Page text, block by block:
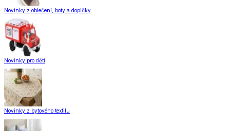
Novinky z oblečení, boty a doplňky
Novinky pro děti
Novinky z bytového textilu